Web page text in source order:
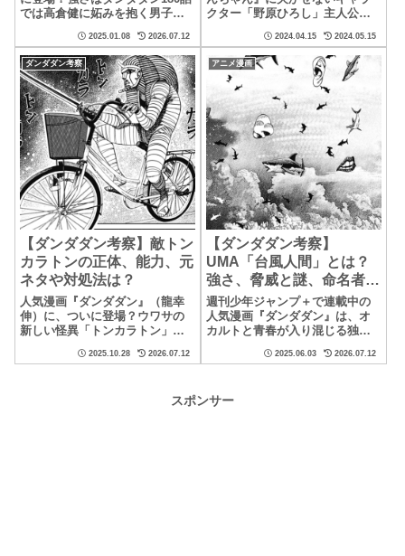
では高倉健に妬みを抱く男子高
背後には、跳躍する道具のよう
なものを踏み...
2025.01.08 2026.07.12
クター「野原ひろし」主人公の
その扱いは”足が臭い” ”安月
給” ”女好き” ...
2024.04.15 2024.05.15
ダンダダン考察
【ダンダダン考察】敵トン
カラトンの正体、能力、元
ネタや対処法は？
人気漫画『ダンダダン』（龍幸
伸）に、ついに登場？ウワサの
新しい怪異「トンカラトン」包
車に乗る――そんなビジュアル
2025.10.28 2026.07.12
アニメ漫画
【ダンダダン考察】
UMA「台風人間」とは？
強さ、脅威と謎、命名者・
中沢健って誰？
週刊少年ジャンプ＋で連載中の
人気漫画『ダンダダン』は、オ
カルトと青春が入り混じる独特
ていますよね！その中で突如と
2025.06.03 2026.07.12
スポンサー